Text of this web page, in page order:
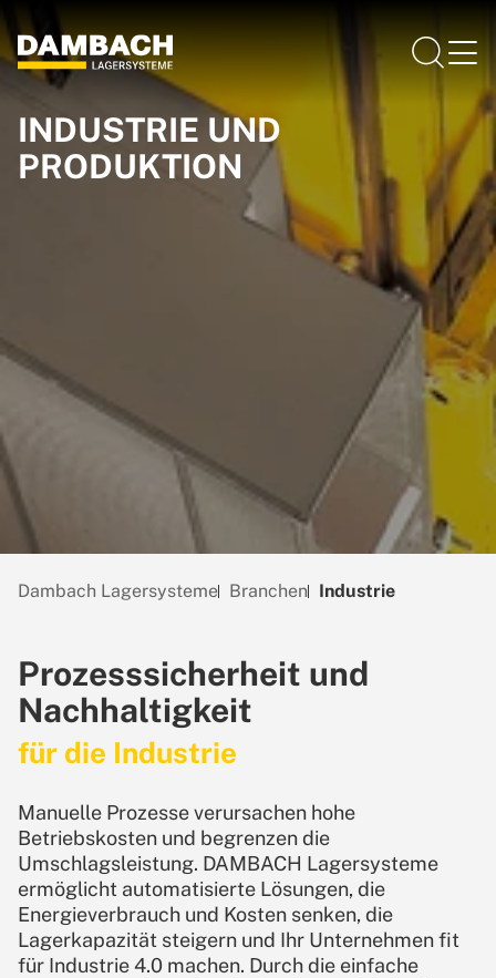
INDUSTRIE UND
PRODUKTION
Dambach Lagersysteme Branchen Industrie
Prozesssicherheit und
Nachhaltigkeit
für die Industrie
Manuelle Prozesse verursachen hohe
Betriebskosten und begrenzen die
Umschlagsleistung. DAMBACH Lagersysteme
ermöglicht automatisierte Lösungen, die
Energieverbrauch und Kosten senken, die
Lagerkapazität steigern und Ihr Unternehmen fit
für Industrie 4.0 machen. Durch die einfache